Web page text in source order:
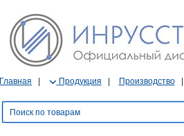
Главная Продукция Производство